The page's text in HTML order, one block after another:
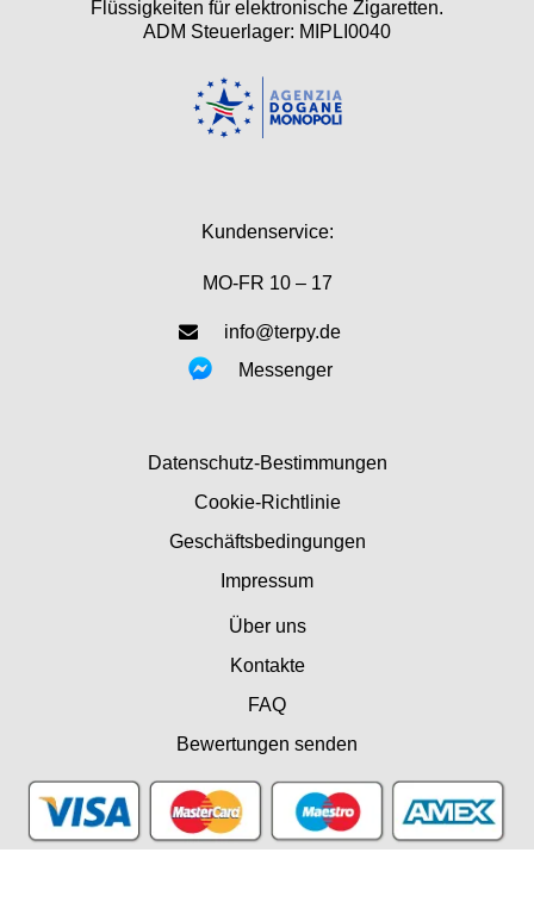
Flüssigkeiten für elektronische Zigaretten.
ADM Steuerlager: MIPLI0040
Kundenservice:
MO-FR 10 – 17
info@terpy.de
Messenger
Datenschutz-Bestimmungen
Cookie-Richtlinie
Geschäftsbedingungen
Impressum
Über uns
Kontakte
FAQ
Bewertungen senden